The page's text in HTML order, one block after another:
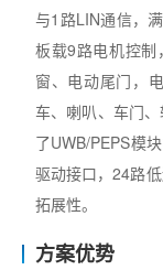
与1 路LIN通信，
板载9路电机控制
窗、电动尾门，
车、喇叭、车门
了UWB/PEPS模
驱动接口，24路
拓展性。
方案优势